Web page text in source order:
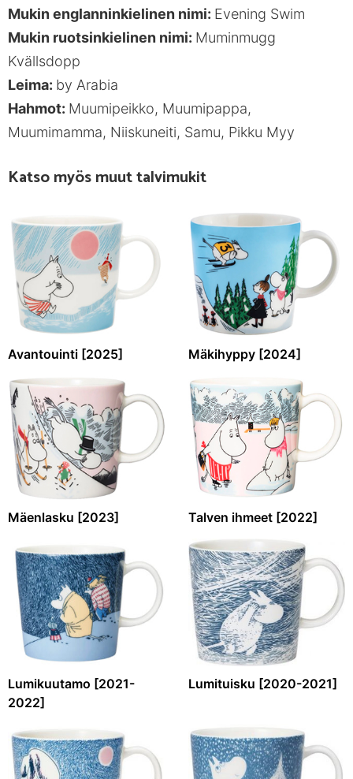
Mukin englanninkielinen nimi: Evening Swim
Mukin ruotsinkielinen nimi: Muminmugg
Kvällsdopp
Leima: by Arabia
Hahmot: Muumipeikko, Muumipappa,
Muumimamma, Niiskuneiti, Samu, Pikku Myy
Katso myös muut talvimukit
Avantouinti [2025] Mäkihyppy [2024]
Mäenlasku [2023] Talven ihmeet [2022]
Lumikuutamo [2021-
2022]
Lumituisku [2020-2021]